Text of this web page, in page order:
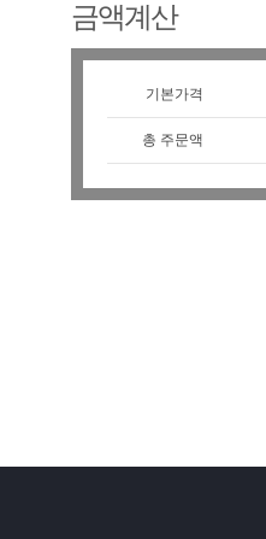
금액계산
기본가격
총 주문액